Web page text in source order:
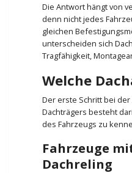
Die Antwort hängt von
denn nicht jedes
gleichen
unterscheiden sich
Tragfähigkeit,
Welche
Der erste Schritt bei
Dachträgers besteht
des Fahrzeugs zu
Fahrzeuge
Dachreling